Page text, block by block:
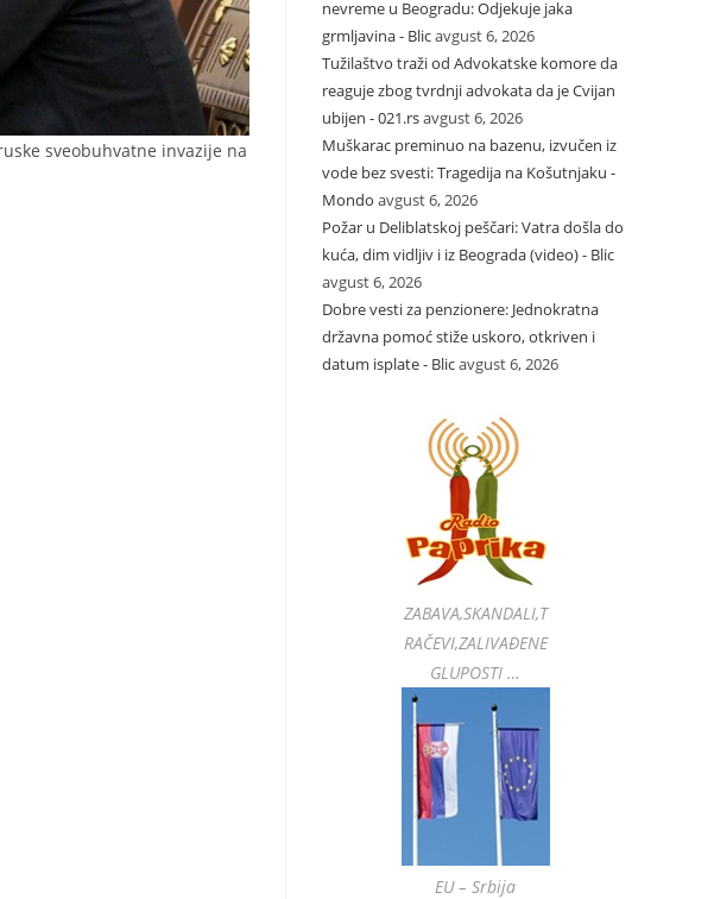
sveobuhvatne invazije na
nevreme u Beogradu: Odjekuje jaka
grmljavina - Blicavgust 6, 2026
Tužilaštvo traži od Advokatske komore da
reaguje zbog tvrdnji advokata da je Cvijan
ubijen - 021.rsavgust 6, 2026
Muškarac preminuo na bazenu, izvučen iz
vode bez svesti: Tragedija na Košutnjaku -
Mondo avgust 6, 2026
Požar u Deliblatskoj peščari: Vatra došla do
kuća, dim vidljiv i iz Beograda (video) - Blic
avgust 6, 2026
Dobre vesti za penzionere: Jednokratna
državna pomoć stiže uskoro, otkriven i
datum isplate - Blicavgust 6, 2026
ZABAVA,SKANDALI,T
RAČEVI,ZALIVAĐENE
GLUPOSTI …
EU – Srbija